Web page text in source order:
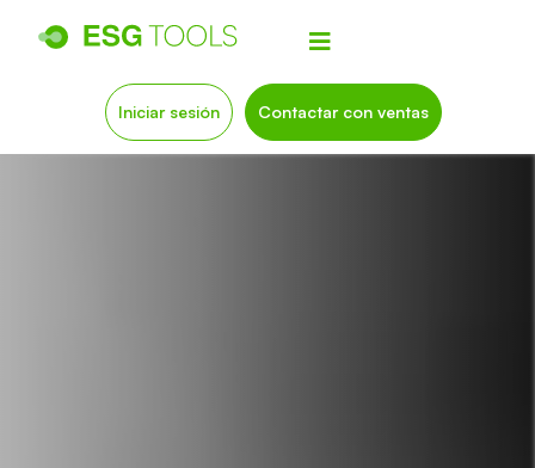
Iniciar sesión Contactar con ventas